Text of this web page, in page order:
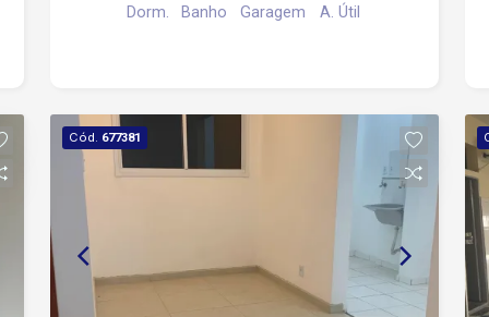
Dorm. Banho Garagem A. Útil
Cód. 677381